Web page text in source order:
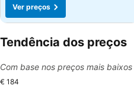
Ver preços
Tendência dos preços
Com base nos preços mais
€ 184